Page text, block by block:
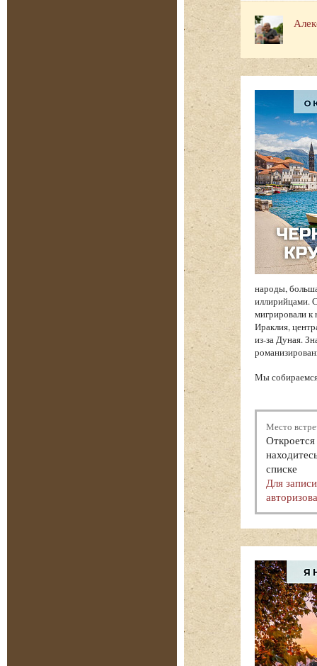
народы,
иллирийцами.
мигрировали к
Ираклия,
из-за Дуная.
Мы собираемся
Место
списке
Для